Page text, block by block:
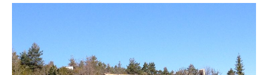
ombreggiata. Al Col St Jean (1326 m), godetevi il
magnifico panorama prima di raggiungere la cappella di